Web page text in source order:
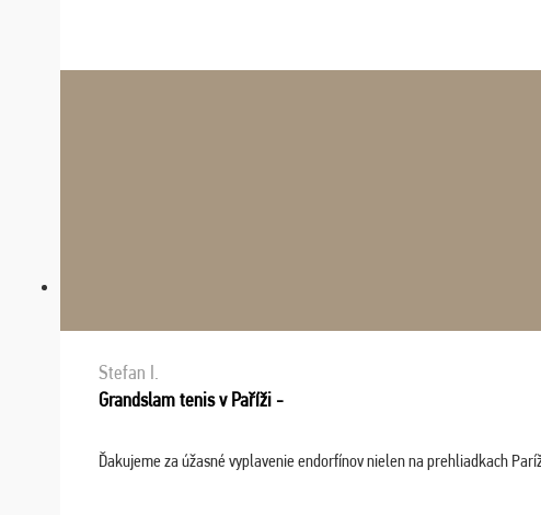
Stefan I.
Grandslam tenis v Paříži -
Ďakujeme za úžasné vyplavenie endorfínov nielen na prehliadkach